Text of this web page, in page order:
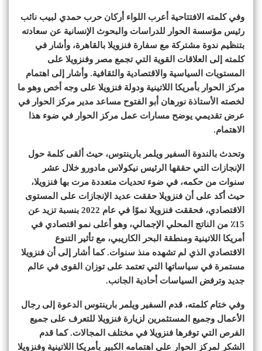
وفي كلمته الافتتاحية أعرب اللواء أركان حرب حمدي لبيب نائب
رئيس مؤسسة الحوار للدراسات والبحوث الإنسانية عن سعادته
بتنظيم ندوة مشتركة مع سفارة فنزويلا بالقاهرة، وأشار في
كلمته إلى العلاقات القوية التي تجمع مصر وفنزويلا على
المستويات السياسية والاقتصادية والثقافية. وأشار إلى اهتمام
مركز الحوار بأمريكا اللاتينية ودولة فنزويلا على وجه أخص وهو ما
لخصته الأستاذة نورهان أبو الفتوح مساعد مدير مركز الحوار في
عرض تقديمي يوضح مسارات عمل مركز الحوار في ضوء هذا
الاهتمام.
وتحدث بالندوة السفير ويلمر بارينتوس، حيث ألقى كلمة حول
الإنجازات التي حققها الرئيس نيكولاس مادورو خلال عشر
سنوات من حكمه، في ضوء تحديات متعددة مرت بها فنزويلا،
حيث أكد على أن فنزويلا حققت عديد الإنجازات على المستوى
الاقتصادي، فحققت فنزويلا نموًا في عام 2022 بنسبة تزيد عن
15٪ من الناتج المحلي الإجمالي، وهو أعلى نمو اقتصادي في
أمريكا اللاتينية ومنطقة البحر الكاريبي، مع تأثير التنوع
الاقتصادي الذي لم تشهده منذ سنوات. كما أشار إلى أن فنزويلا
مستمرة في سياساتها التي تعتمد على توزان القوى في عالم
جديد وترفض السياسات أحادية الجانب.
وفي ختام كلمته، قدم السفير ويلمر بارينتوس الدعوة إلى رجال
الأعمال وجميع المستثمرين لزيارة فنزويلا للتعرف على جميع
الفرص التي توفرها فنزويلا في مختلف المجالات. كما قدم
الشكر لمركز الحوار على اهتمامه الكبير بأمريكا اللاتينية وفنزويلا